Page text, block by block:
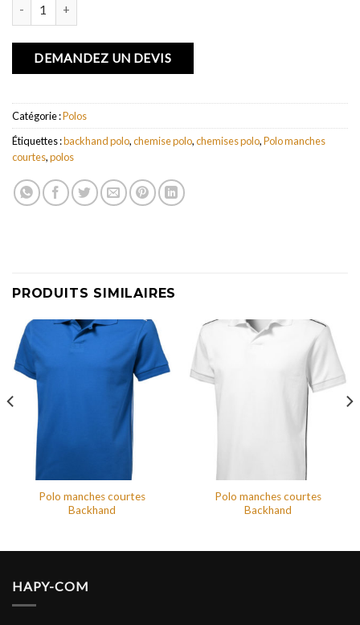
DEMANDEZ UN DEVIS
Catégorie :Polos
Étiquettes :backhand polo,chemise polo,chemises polo,Polo manches
courtes,polos
PRODUITS SIMILAIRES
Polo manches courtes
Backhand
Polo manches courtes
Backhand
HAPY-COM